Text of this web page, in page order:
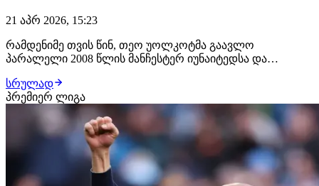
21 აპრ 2026, 15:23
რამდენიმე თვის წინ, თეო უოლკოტმა გაავლო
პარალელი 2008 წლის მანჩესტერ იუნაიტედსა და
ვინგერს აღნიშნულ შედარებას უხსენებენ დღემდე და
ამჯერად რიო ფერდინანდთან საუბარში ის პატრის ევრამ
გააკრიტიკა. "უოლკოტი სრული სერიოზულობით
ადარებდა 20…
სრულად
პრემიერ ლიგა